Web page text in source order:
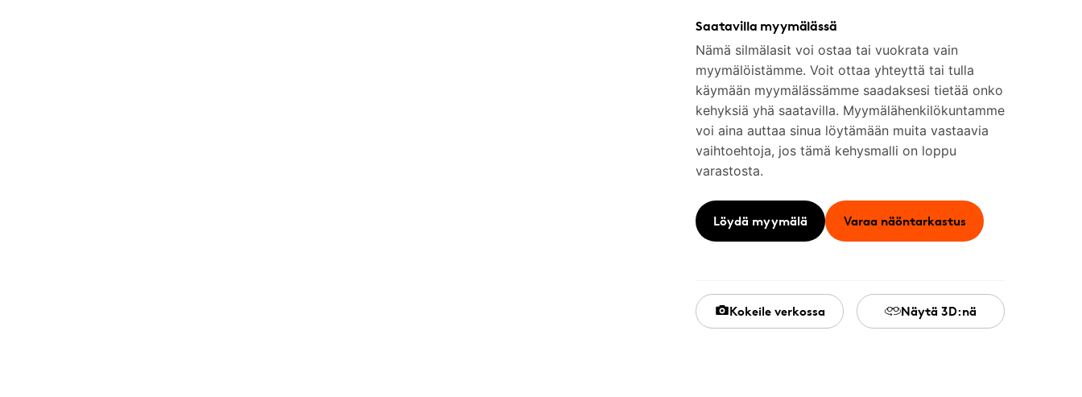
Saatavilla myymälässä
Nämä silmälasit voi ostaa tai vuokrata vain
myymälöistämme. Voit ottaa yhteyttä tai tulla
käymään myymälässämme saadaksesi tietää onko
kehyksiä yhä saatavilla. Myymälähenkilökuntamme
voi aina auttaa sinua löytämään muita vastaavia
vaihtoehtoja, jos tämä kehysmalli on loppu
varastosta.
Löydä myymälä Varaa näöntarkastus
Kokeile verkossa Näytä 3D:nä